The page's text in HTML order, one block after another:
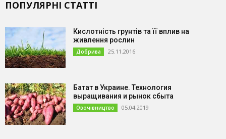
ПОПУЛЯРНІ СТАТТІ
Кислотність грунтів та її вплив на
живлення рослин
Добрива 25.11.2016
Батат в Украине. Технология
выращивания и рынок сбыта
Овочівництво 05.04.2019